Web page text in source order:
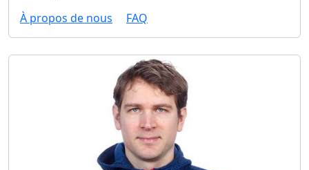
À propos de nous
FAQ